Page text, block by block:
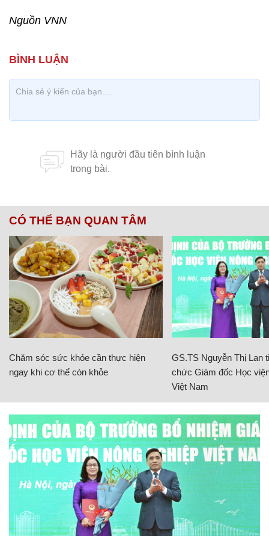
Nguồn VNN
CÓ THỂ BẠN QUAN TÂM
Chăm sóc sức khỏe cần thực hiện
ngay khi cơ thể còn khỏe
GS.TS Nguyễn Thị Lan
chức Giám đốc Học
Việt Nam